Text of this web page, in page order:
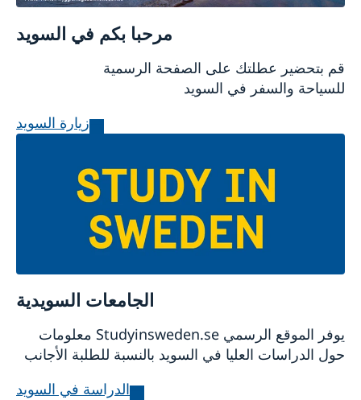
مرحبا بكم في السويد
قم بتحضير عطلتك على الصفحة الرسمية
للسياحة والسفر في السويد
زيارة السويد
الجامعات السويدية
يوفر الموقع الرسميStudyinsweden.se معلومات
حول الدراسات العليا في السويد بالنسبة للطلبة الأجانب
الدراسة في السويد